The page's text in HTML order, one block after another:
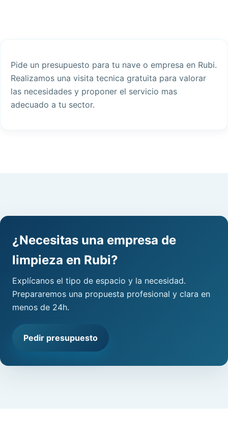
Pide un presupuesto para tu nave o empresa en Rubi.
Realizamos una visita tecnica gratuita para valorar
las necesidades y proponer el servicio mas
adecuado a tu sector.
¿Necesitas una empresa de
limpieza en Rubi?
Explícanos el tipo de espacio y la necesidad.
Prepararemos una propuesta profesional y clara en
menos de 24h.
Pedir presupuesto